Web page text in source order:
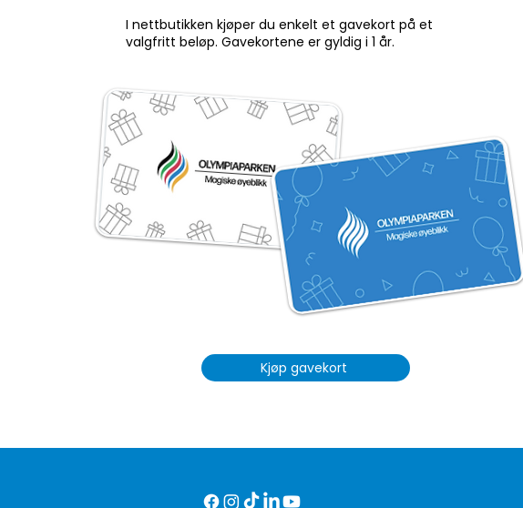
I nettbutikken kjøper du enkelt et gavekort på et
valgfritt beløp. Gavekortene er gyldig i 1 år.
Kjøp gavekort